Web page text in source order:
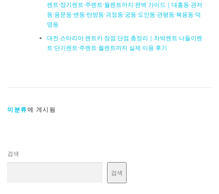
렌트·장기렌트·주렌트·월렌트까지 완벽 가이드｜대흥동·관저
동·용문동·변동·탄방동·괴정동·궁동·도안동·관평동·복용동·덕
명동
대전 스타리아 렌트카 장점 단점 총정리｜차박렌트·나들이렌
트·단기렌트·주렌트·월렌트까지 실제 이용 후기
미분류에 게시됨
검색
검색